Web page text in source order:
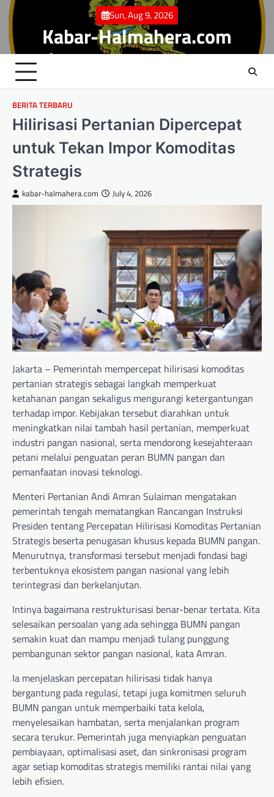
Skip
content
Sun, Aug 9, 2026
Kabar-Halmahera.com
BERITA TERBARU
Hilirisasi Pertanian Dipercepat
untuk Tekan Impor Komoditas
Strategis
kabar-halmahera.com July 4, 2026
Jakarta – Pemerintah mempercepat hilirisasi komoditas
pertanian strategis sebagai langkah memperkuat
ketahanan pangan sekaligus mengurangi ketergantungan
terhadap impor. Kebijakan tersebut diarahkan untuk
meningkatkan nilai tambah hasil pertanian, memperkuat
industri pangan nasional, serta mendorong kesejahteraan
petani melalui penguatan peran BUMN pangan dan
pemanfaatan inovasi teknologi.
Menteri Pertanian Andi Amran Sulaiman mengatakan
pemerintah tengah mematangkan Rancangan Instruksi
Presiden tentang Percepatan Hilirisasi Komoditas Pertanian
Strategis beserta penugasan khusus kepada BUMN pangan.
Menurutnya, transformasi tersebut menjadi fondasi bagi
terbentuknya ekosistem pangan nasional yang lebih
terintegrasi dan berkelanjutan.
Intinya bagaimana restrukturisasi benar-benar tertata. Kita
selesaikan persoalan yang ada sehingga BUMN pangan
semakin kuat dan mampu menjadi tulang punggung
pembangunan sektor pangan nasional, kata Amran.
Ia menjelaskan percepatan hilirisasi tidak hanya
bergantung pada regulasi, tetapi juga komitmen seluruh
BUMN pangan untuk memperbaiki tata kelola,
menyelesaikan hambatan, serta menjalankan program
secara terukur. Pemerintah juga menyiapkan penguatan
pembiayaan, optimalisasi aset, dan sinkronisasi program
agar setiap komoditas strategis memiliki rantai nilai yang
lebih efisien.